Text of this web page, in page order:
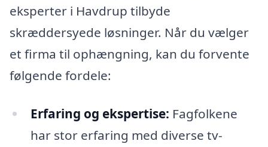
eksperter i Havdrup tilbyde
skræddersyede løsninger. Når du vælger
et firma til ophængning, kan du forvente
følgende fordele:
Erfaring og ekspertise: Fagfolkene
har stor erfaring med diverse tv-